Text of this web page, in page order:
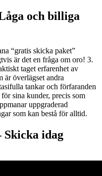
åga och billiga
“gratis skicka paket”
är det en fråga om oro! 3.
taget erfarenhet av
är överlägset andra
tankar och förfaranden
sina kunder, precis som
uppgraderad
som kan bestå för alltid.
Skicka idag